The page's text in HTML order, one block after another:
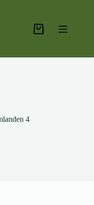
Winkelwagen
4